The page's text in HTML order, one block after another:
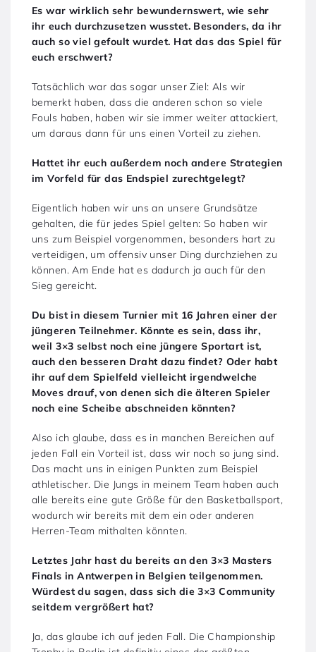
Es war wirklich sehr bewundernswert, wie sehr
ihr euch durchzusetzen wusstet. Besonders, da ihr
auch so viel gefoult wurdet. Hat das das Spiel für
euch erschwert?
Tatsächlich war das sogar unser Ziel: Als wir
bemerkt haben, dass die anderen schon so viele
Fouls haben, haben wir sie immer weiter attackiert,
um daraus dann für uns einen Vorteil zu ziehen.
Hattet ihr euch außerdem noch andere Strategien
im Vorfeld für das Endspiel zurechtgelegt?
Eigentlich haben wir uns an unsere Grundsätze
gehalten, die für jedes Spiel gelten: So haben wir
uns zum Beispiel vorgenommen, besonders hart zu
verteidigen, um offensiv unser Ding durchziehen zu
können. Am Ende hat es dadurch ja auch für den
Sieg gereicht.
Du bist in diesem Turnier mit 16 Jahren einer der
jüngeren Teilnehmer. Könnte es sein, dass ihr,
weil 3×3 selbst noch eine jüngere Sportart ist,
auch den besseren Draht dazu findet? Oder habt
ihr auf dem Spielfeld vielleicht irgendwelche
Moves drauf, von denen sich die älteren Spieler
noch eine Scheibe abschneiden könnten?
Also ich glaube, dass es in manchen Bereichen auf
jeden Fall ein Vorteil ist, dass wir noch so jung sind.
Das macht uns in einigen Punkten zum Beispiel
athletischer. Die Jungs in meinem Team haben auch
alle bereits eine gute Größe für den Basketballsport,
wodurch wir bereits mit dem ein oder anderen
Herren-Team mithalten könnten.
Letztes Jahr hast du bereits an den 3×3 Masters
Finals in Antwerpen in Belgien teilgenommen.
Würdest du sagen, dass sich die 3×3 Community
seitdem vergrößert hat?
Ja, das glaube ich auf jeden Fall. Die Championship